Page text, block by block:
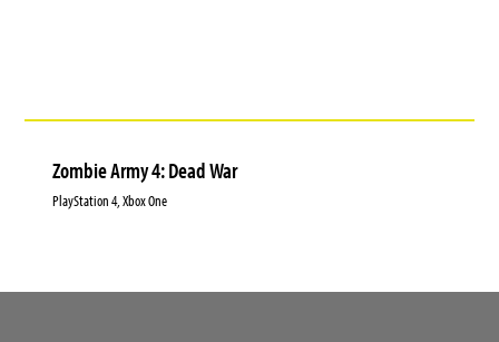
Zombie Army 4: Dead War
PlayStation 4, Xbox One